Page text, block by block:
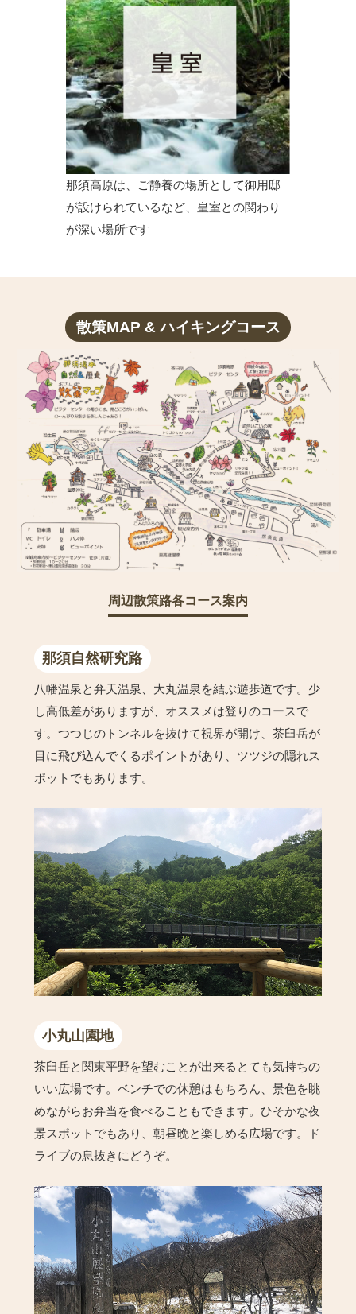
那須高原は、ご静養の場所として御用邸
が設けられているなど、皇室との関わり
が深い場所です
散策MAP & ハイキングコース
周辺散策路各コース案内
那須自然研究路
八幡温泉と弁天温泉、大丸温泉を結ぶ遊歩道です。少
し高低差がありますが、オススメは登りのコースで
す。つつじのトンネルを抜けて視界が開け、茶臼岳が
目に飛び込んでくるポイントがあり、ツツジの隠れス
ポットでもあります。
小丸山園地
茶臼岳と関東平野を望むことが出来るとても気持ちの
いい広場です。ベンチでの休憩はもちろん、景色を眺
めながらお弁当を食べることもできます。ひそかな夜
景スポットでもあり、朝昼晩と楽しめる広場です。ド
ライブの息抜きにどうぞ。